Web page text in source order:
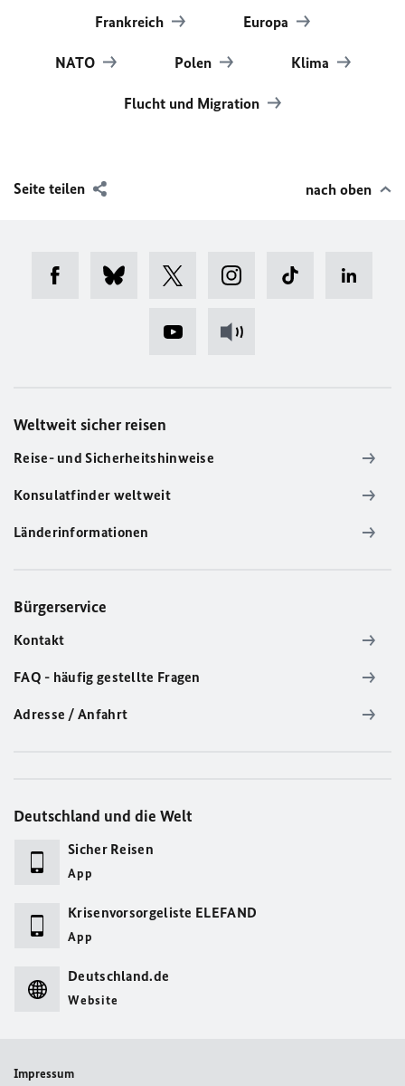
Frankreich Europa
NATO Polen Klima
Flucht und Migration
Seite teilen nach oben
Weltweit sicher reisen
Reise- und Sicherheitshinweise
Konsulatfinder weltweit
Länderinformationen
Bürgerservice
Kontakt
FAQ - häufig gestellte Fragen
Adresse / Anfahrt
Deutschland und die Welt
Sicher Reisen
App
Krisenvorsorgeliste ELEFAND
App
Deutschland.de
Website
Impressum